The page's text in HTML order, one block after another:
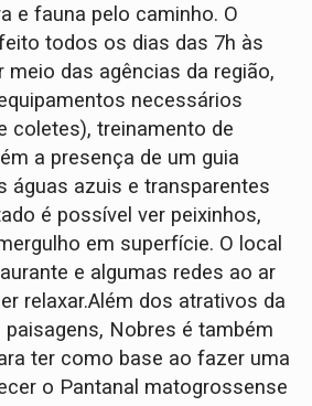
e fauna pelo caminho. O
todos os dias das 7h às
meio das agências da região,
necessários
coletes), treinamento de
a presença de um guia
águas azuis e transparentes
é possível ver peixinhos,
em superfície. O local
e algumas redes ao ar
relaxar.Além dos atrativos da
Nobres é também
ter como base ao fazer uma
o Pantanal matogrossense